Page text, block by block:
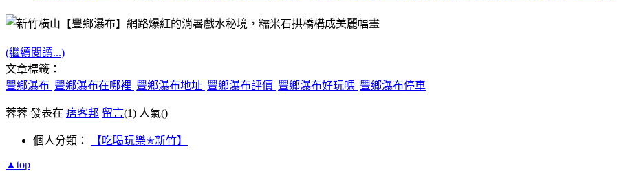
(繼續閱讀...)
文章標籤：
豐鄉瀑布 豐鄉瀑布在哪裡 豐鄉瀑布地址 豐鄉瀑布評價 豐鄉瀑布好玩嗎 豐鄉瀑布停車
蓉蓉 發表在 痞客邦 留言(1) 人氣()
個人分類： 【吃喝玩樂✭新竹】
▲top